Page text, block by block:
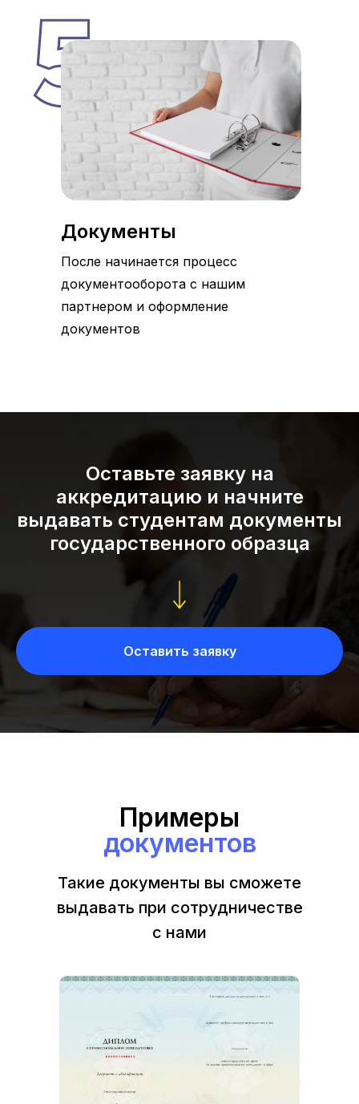
Документы
После начинается процесс
документооборота с нашим
партнером и оформление
документов
Оставьте заявку на
аккредитацию и начните
выдавать студентам документы
государственного образца
Оставить заявку
Примеры
документов
Такие документы вы сможете
выдавать при сотрудничестве
с нами